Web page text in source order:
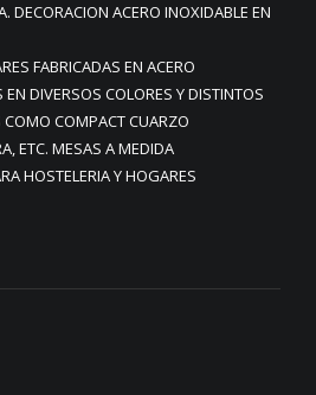
DECORACION ACERO INOXIDABLE EN
FABRICADAS EN ACERO
DIVERSOS COLORES Y DISTINTOS
COMO COMPACT CUARZO
ETC. MESAS A MEDIDA
HOSTELERIA Y HOGARES